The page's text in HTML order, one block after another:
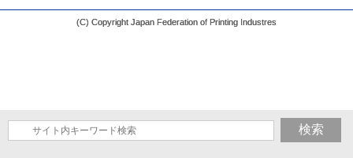
(C) Copyright Japan Federation of Printing Industres